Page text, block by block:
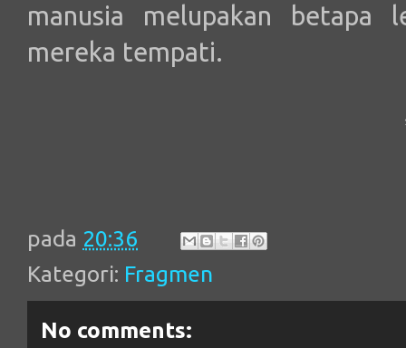
manusia melupakan betapa
mereka tempati.
pada 20:36
Kategori: Fragmen
No comments: